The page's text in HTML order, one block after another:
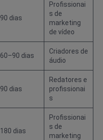
90 dias
Profissionai
s de
marketing
de vídeo
60–90 dias
Criadores de
áudio
90 dias
Redatores e
profissionai
s
180 dias
Profissionai
s de
marketing